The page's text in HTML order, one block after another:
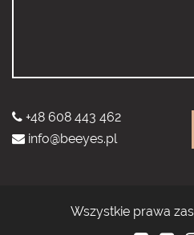
+48 608 443 462
info@beeyes.pl
Wszystkie prawa